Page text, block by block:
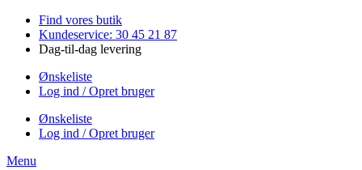
Videre
indhold
Find vores butik
Kundeservice: 30 45 21 87
Dag-til-dag levering
Ønskeliste
Log ind / Opret bruger
Ønskeliste
Log ind / Opret bruger
Menu